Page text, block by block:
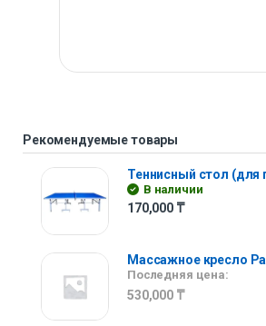
Рекомендуемые товары
Теннисный стол (для
В наличии
170,000 ₸
Массажное кресло
Последняя цена:
530,000 ₸